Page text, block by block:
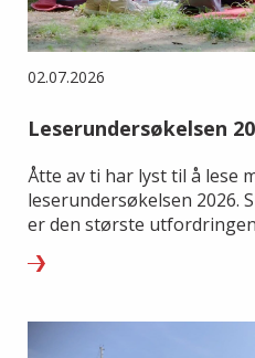
02.07.2026
Leserundersøkelsen
Åtte av ti har lyst til å lese
leserundersøkelsen 2026.
er den største